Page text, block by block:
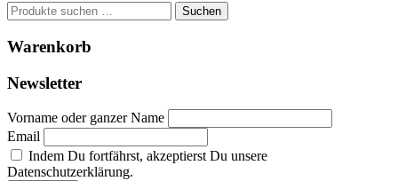
Suchen
nach:
Suchen
Warenkorb
Newsletter
Vorname oder ganzer Name
Email
Indem Du fortfährst, akzeptierst Du unsere
Datenschutzerklärung.